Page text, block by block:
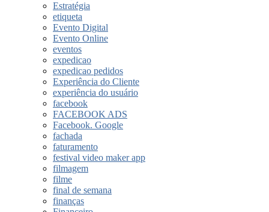
Estratégia
etiqueta
Evento Digital
Evento Online
eventos
expedicao
expedicao pedidos
Experiência do Cliente
experiência do usuário
facebook
FACEBOOK ADS
Facebook. Google
fachada
faturamento
festival video maker app
filmagem
filme
final de semana
finanças